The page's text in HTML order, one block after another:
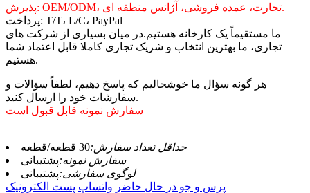
پذیرش: OEM/ODM، تجارت، عمده فروشی، آژانس منطقه ای.
پرداخت: T/T، L/C، PayPal
ما مستقیماً یک کارخانه هستیم.در میان بسیاری از شرکت های
تجاری، ما بهترین انتخاب و شریک تجاری کاملا قابل اعتماد شما
هستیم.
هر گونه سؤال ما خوشحالیم که پاسخ دهیم، لطفاً سؤالات و
سفارشات خود را ارسال کنید.
سفارش نمونه قابل قبول است
حداقل تعداد سفارش:30 قطعه/قطعه
سفارش نمونه:پشتیبانی
لوگوی سفارشی:پشتیبانی
پرس و جو در حال حاضر واتساپ پست الکترونیک